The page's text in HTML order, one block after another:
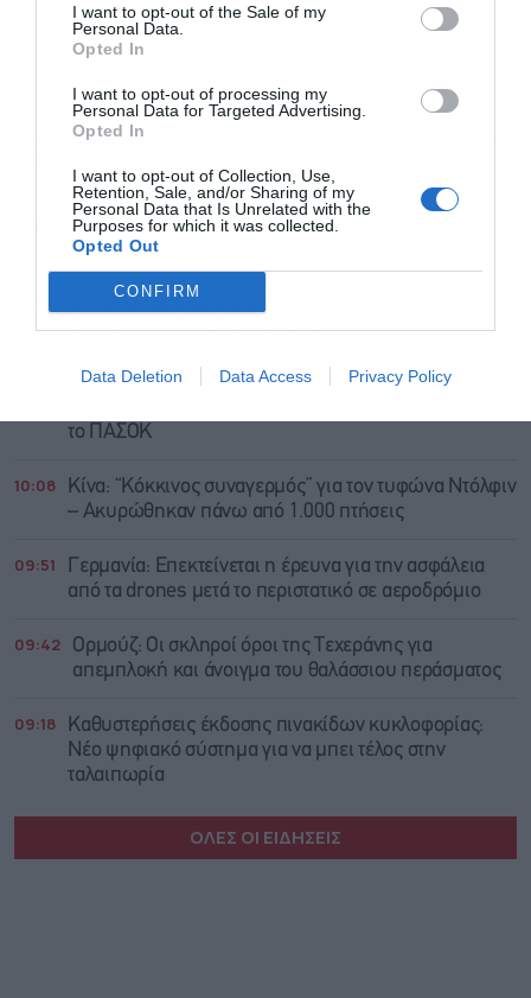
I want to opt-out of the Sale of my
Personal Data.
Opted In
I want to opt-out of processing my
Personal Data for Targeted Advertising.
Opted In
I want to opt-out of Collection, Use,
Retention, Sale, and/or Sharing of my
Personal Data that Is Unrelated with the
Purposes for which it was collected.
Opted Out
CONFIRM
Data Deletion Data Access Privacy Policy
Τρόμος στον αέρα για δύο επιβατηγά αεροπλάνα: Παρά
λίγο σύγκρουση στο αεροδρόμιο του Σίδνεϊ
Οι Χούθι έπληξαν πετρελαϊκή εγκατάσταση της
Aramco στη Σαουδική Αραβία
Η “Εστία” ξαναχτύπησε για Διαμαντοπούλου,
το ΠΑΣΟΚ
10:08
Κίνα: “Κόκκινος συναγερμός” για τον τυφώνα Ντόλφιν
– Ακυρώθηκαν πάνω από 1.000 πτήσεις
09:51
Γερμανία: Επεκτείνεται η έρευνα για την ασφάλεια
από τα drones μετά το περιστατικό σε αεροδρόμιο
09:42
Ορμούζ: Οι σκληροί όροι της Τεχεράνης για
απεμπλοκή και άνοιγμα του θαλάσσιου περάσματος
09:18
Καθυστερήσεις έκδοσης πινακίδων κυκλοφορίας:
Νέο ψηφιακό σύστημα για να μπει τέλος στην
ταλαιπωρία
ΟΛΕΣ ΟΙ ΕΙΔΗΣΕΙΣ